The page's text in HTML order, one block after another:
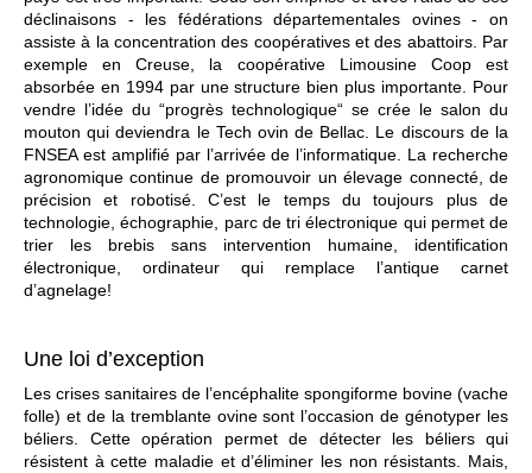
déclinaisons - les fédérations départementales ovines - on
assiste à la concentration des coopératives et des abattoirs. Par
exemple en Creuse, la coopérative Limousine Coop est
absorbée en 1994 par une structure bien plus importante. Pour
vendre l’idée du “progrès technologique“ se crée le salon du
mouton qui deviendra le Tech ovin de Bellac. Le discours de la
FNSEA est amplifié par l’arrivée de l’informatique. La recherche
agronomique continue de promouvoir un élevage connecté, de
précision et robotisé. C’est le temps du toujours plus de
technologie, échographie, parc de tri électronique qui permet de
trier les brebis sans intervention humaine, identification
électronique, ordinateur qui remplace l’antique carnet
d’agnelage!
Une loi d’exception
Les crises sanitaires de l’encéphalite spongiforme bovine (vache
folle) et de la tremblante ovine sont l’occasion de génotyper les
béliers. Cette opération permet de détecter les béliers qui
résistent à cette maladie et d’éliminer les non résistants. Mais,